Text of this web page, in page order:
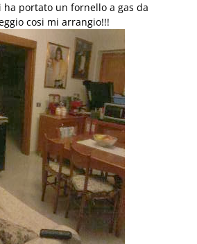
ha portato un fornello a gas da
cosi mi arrangio!!!